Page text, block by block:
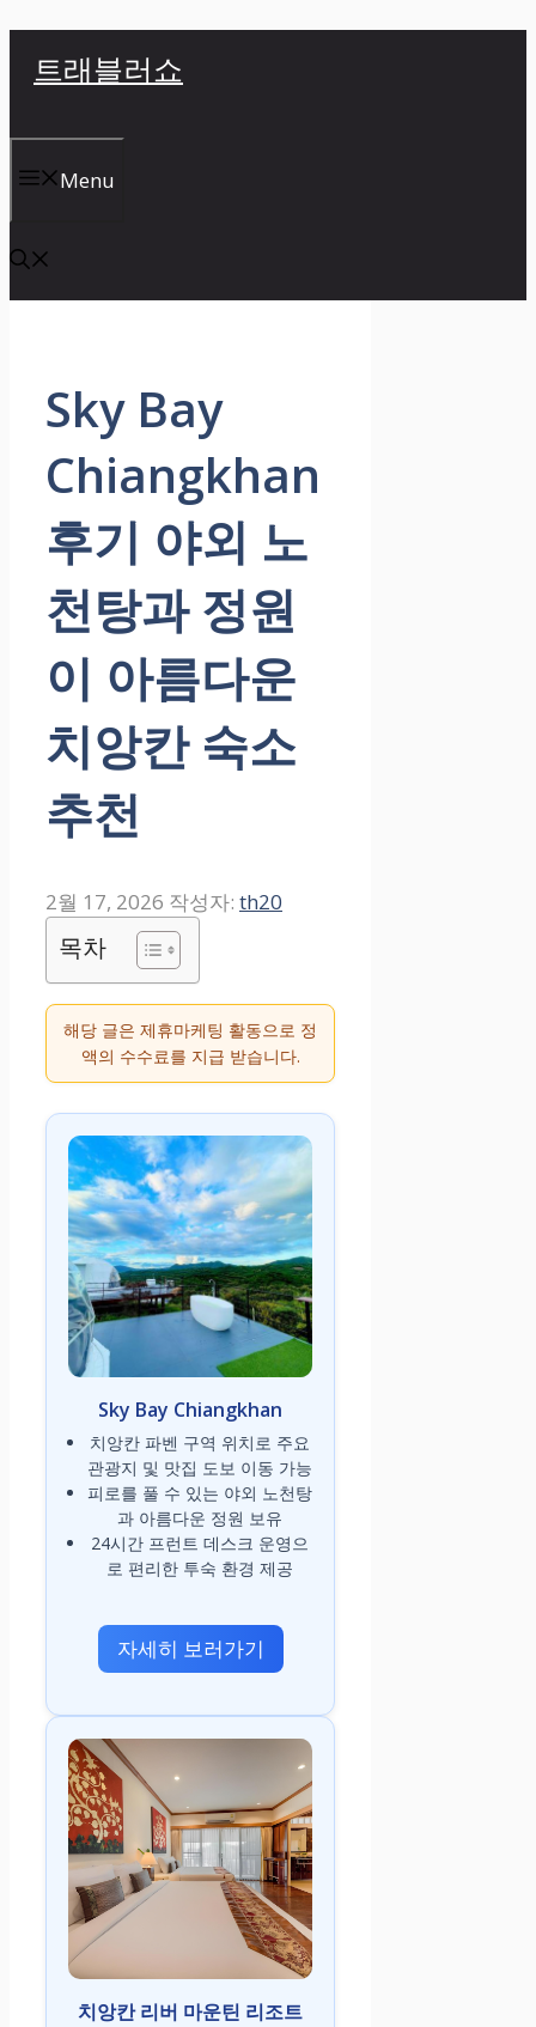
너
뛰
기
트래블러쇼
Menu
Sky Bay
Chiangkhan
후기 야외 노
천탕과 정원
이 아름다운
치앙칸 숙소
추천
2월 17, 2026 작성자: th20
목차
해당 글은 제휴마케팅 활동으로 정
액의 수수료를 지급 받습니다.
Sky Bay Chiangkhan
치앙칸 파벤 구역 위치로 주요
관광지 및 맛집 도보 이동 가능
피로를 풀 수 있는 야외 노천탕
과 아름다운 정원 보유
24시간 프런트 데스크 운영으
로 편리한 투숙 환경 제공
자세히 보러가기
치앙칸 리버 마운틴 리조트